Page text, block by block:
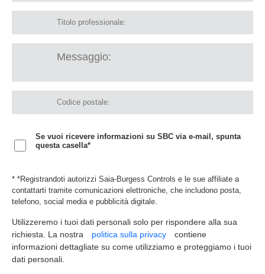
Se vuoi ricevere informazioni su SBC via e-mail, spunta
questa casella*
* *Registrandoti autorizzi Saia-Burgess Controls e le sue affiliate a
contattarti tramite comunicazioni elettroniche, che includono posta,
telefono, social media e pubblicità digitale.
Utilizzeremo i tuoi dati personali solo per rispondere alla sua
richiesta. La nostra
politica sulla privacy
contiene
informazioni dettagliate su come utilizziamo e proteggiamo i tuoi
dati personali.